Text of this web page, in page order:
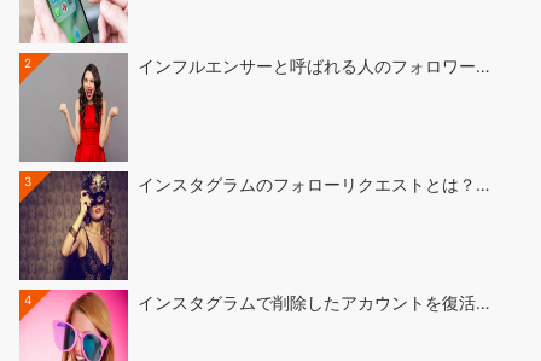
2 インフルエンサーと呼ばれる人のフォロワー…
3 インスタグラムのフォローリクエストとは？…
4 インスタグラムで削除したアカウントを復活…